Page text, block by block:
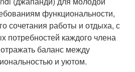
функциональности,
сочетания работы и отдыха, с
потребностей каждого члена
баланс между
и уютом.